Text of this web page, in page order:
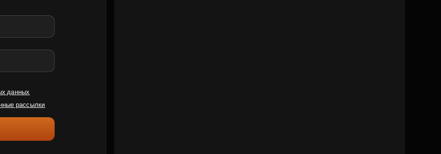
данных
рассылки